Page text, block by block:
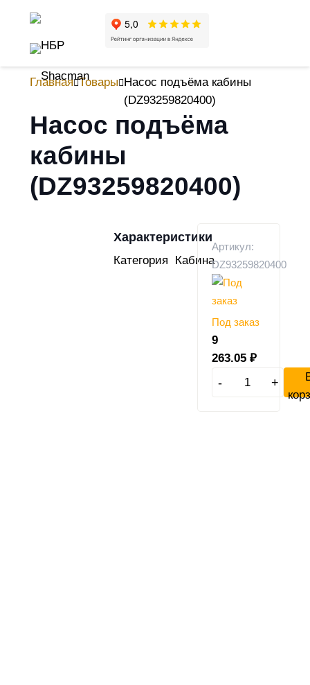
Главная Товары Насос подъёма кабины
(DZ93259820400)
Насос подъёма
кабины
(DZ93259820400)
Характеристики
Категория Кабина
Артикул:
DZ93259820400
Под заказ
9
263.05 ₽
- +